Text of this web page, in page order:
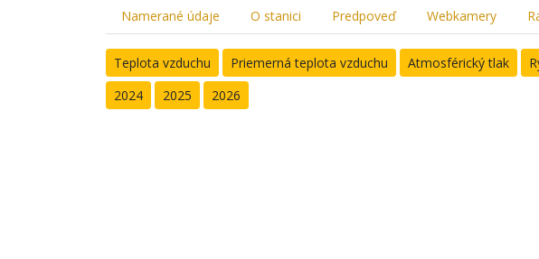
Namerané údaje O stanici Predpoveď Webkamery
Teplota vzduchu Priemerná teplota vzduchu Atmosférický tlak
2024
2025 2026